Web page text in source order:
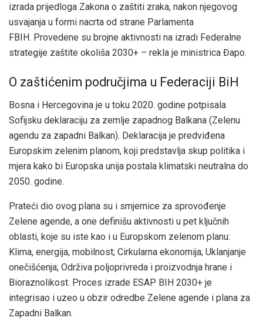
izrada prijedloga Zakona o zaštiti zraka, nakon njegovog
usvajanja u formi nacrta od strane Parlamenta
FBIH. Provedene su brojne aktivnosti na izradi Federalne
strategije zaštite okoliša 2030+ – rekla je ministrica Đapo.
O zaštićenim područjima u Federaciji BiH
Bosna i Hercegovina je u toku 2020. godine potpisala
Sofijsku deklaraciju za zemlje zapadnog Balkana (Zelenu
agendu za zapadni Balkan). Deklaracija je predviđena
Europskim zelenim planom, koji predstavlja skup politika i
mjera kako bi Europska unija postala klimatski neutralna do
2050. godine.
Prateći dio ovog plana su i smjernice za sprovođenje
Zelene agende, a one definišu aktivnosti u pet ključnih
oblasti, koje su iste kao i u Europskom zelenom planu:
Klima, energija, mobilnost; Cirkularna ekonomija; Uklanjanje
onečišćenja; Održiva poljoprivreda i proizvodnja hrane i
Bioraznolikost. Proces izrade ESAP BIH 2030+ je
integrisao i uzeo u obzir odredbe Zelene agende i plana za
Zapadni Balkan.